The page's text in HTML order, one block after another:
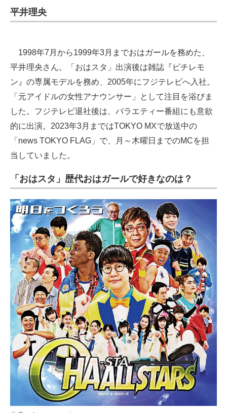
平井理央
1998年7月から1999年3月までおはガールを務めた、
平井理央さん。「おはスタ」出演後は雑誌『ピチレモ
ン』の専属モデルを務め、2005年にフジテレビへ入社。
「元アイドルの女性アナウンサー」として注目を浴びま
した。フジテレビ退社後は、バラエティー番組にも意欲
的に出演。2023年3月まではTOKYO MXで放送中の
「news TOKYO FLAG」で、月～木曜日までのMCを担
当していました。
「おはスタ」歴代おはガールで好きなのは？